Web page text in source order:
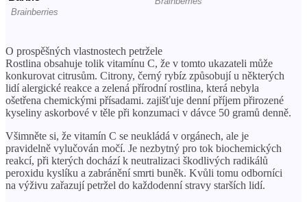
O prospěšných vlastnostech petržele
Rostlina obsahuje tolik vitamínu C, že v tomto ukazateli může
konkurovat citrusům. Citrony, černý rybíz způsobují u některých
lidí alergické reakce a zelená přírodní rostlina, která nebyla
ošetřena chemickými přísadami. zajišťuje denní příjem přirozené
kyseliny askorbové v těle při konzumaci v dávce 50 gramů denně.
Všimněte si, že vitamín C se neukládá v orgánech, ale je
pravidelně vylučován močí. Je nezbytný pro tok biochemických
reakcí, při kterých dochází k neutralizaci škodlivých radikálů
peroxidu kyslíku a zabránění smrti buněk. Kvůli tomu odborníci
na výživu zařazují petržel do každodenní stravy starších lidí.